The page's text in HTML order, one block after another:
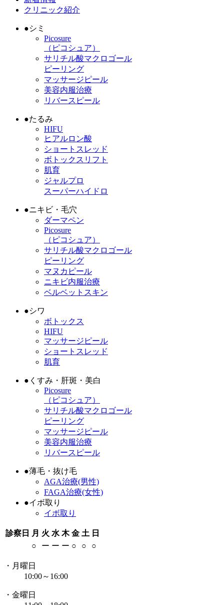
クリニック紹介
●シミ
Picosure
（ピコシュア）
サリチル酸マクロゴール
ピーリング
マッサージピール
美容内服治療
リバースピール
●たるみ
HIFU
ヒアルロン酸
ショートスレッド
ボトックスリフト
肌育
ジャルプロ
スーパーハイドロ
●ニキビ・毛穴
ダーマペン
Picosure
（ピコシュア）
サリチル酸マクロゴール
ピーリング
マヌカピール
ニキビ内服治療
ベルベットスキン
●シワ
ボトックス
HIFU
マッサージピール
ショートスレッド
肌育
● くすみ・肝斑・美白
Picosure
（ピコシュア）
サリチル酸マクロゴール
ピーリング
マッサージピール
美容内服治療
リバースピール
●薄毛・抜け毛
AGA治療(男性)
FAGA治療(女性)
●イボ取り
イボ取り
診察日 月 火 水 木 金 土 日
○
ー ー ー ○ ○ ○
・月曜日
10:00～16:00
・金曜日